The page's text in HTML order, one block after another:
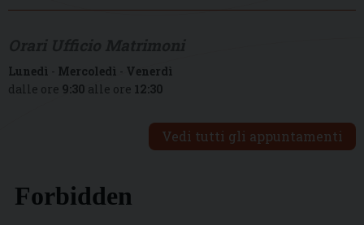
Lunedì - Mercoledì - Venerdì
dalle ore 9:30 alle ore 12:30
Vedi tutti gli appuntamenti